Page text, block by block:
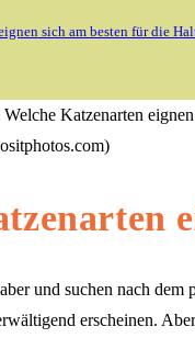
sich am besten für die
und suchen nach
erscheinen.